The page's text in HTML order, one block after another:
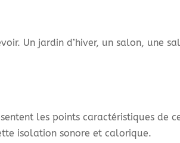
Un jardin d’hiver, un salon, une
les points caractéristiques de
isolation sonore et calorique.